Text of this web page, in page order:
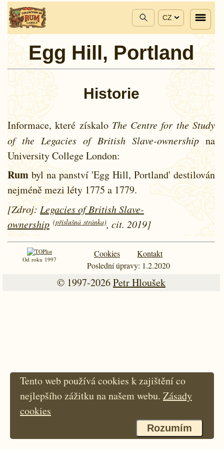
CZ
Egg Hill, Portland
Historie
Informace, které získalo The Centre for the Study
of the Legacies of British Slave-ownership na
University College London:
Rum byl na panství 'Egg Hill, Portland' destilován
nejméně mezi léty 1775 a 1779.
[Zdroj: Legacies of British Slave-
ownership (příslušná stránka), cit. 2019]
Od roku 1997
Cookies
Kontakt
Poslední úpravy: 1.2.2020
© 1997-2026Petr Hloušek
Tento web používá cookies k zajištění co
nejlepšího zážitku na našem webu. Zásady
cookies
Rozumím